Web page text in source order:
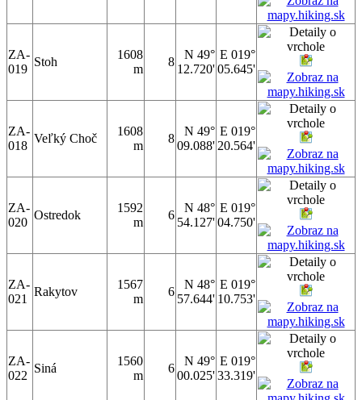
ZA-
019
Stoh
1608
m
8
N 49°
12.720'
E 019°
05.645'
ZA-
018
Veľký Choč
1608
m
8
N 49°
09.088'
E 019°
20.564'
ZA-
020
Ostredok
1592
m
6
N 48°
54.127'
E 019°
04.750'
ZA-
021
Rakytov
1567
m
6
N 48°
57.644'
E 019°
10.753'
ZA-
022
Siná
1560
m
6
N 49°
00.025'
E 019°
33.319'